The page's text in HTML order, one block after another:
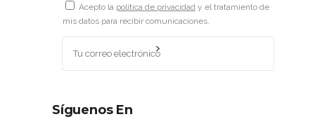
Acepto la política de privacidad y el tratamiento de
mis datos para recibir comunicaciones.
Síguenos En